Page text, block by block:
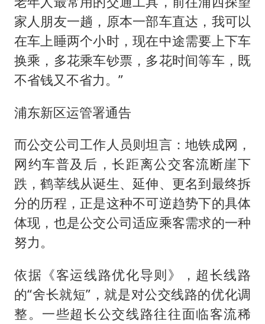
家人朋友一趟，原本一部车直达，我可以
在车上睡两个小时，现在中途需要上下车
换乘，多花乘车钞票，多花时间等车，既
不省钱又不省力。”
浦东新区运管署通告
而公交公司工作人员则坦言：地铁成网，
网约车普及后，长距离公交客流断崖下
跌，鹤莘线从诞生、延伸、更名到最终拆
分的历程，正是这种不可逆趋势下的具体
体现，也是公交公司适应乘客需求的一种
努力。
依据《客运线路优化导则》，超长线路
的“舍长就短”，就是对公交线路的优化调
整。一些超长公交线路往往面临客流稀